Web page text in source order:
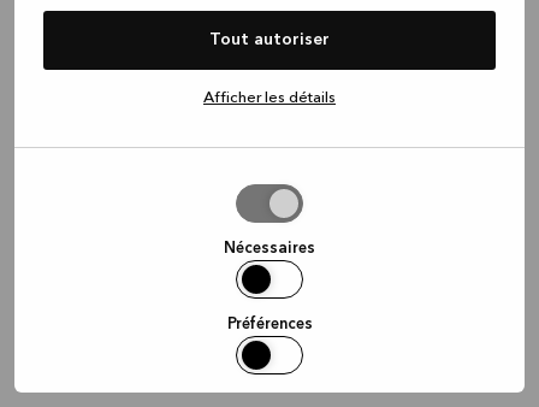
Tout autoriser
Afficher les détails
Nécessaires
Préférences